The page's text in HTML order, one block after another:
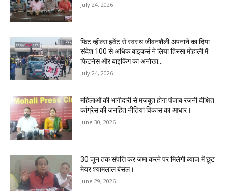
July 24, 2026
फिट व्हील्स इवेंट से स्वस्थ जीवनशैली अपनाने का दिया
संदेश 100 से अधिक बाइकर्स ने लिया हिस्सा मोहाली में
फिटनेस और बाइकिंग का अनोखा...
July 24, 2026
महिलाओं की भागीदारी से मजबूत होगा पंजाब रजनी दीक्षित
कांग्रेस की जनहित नीतियां विकास का आधार।
June 30, 2026
30 जून तक संपत्ति कर जमा करने पर मिलेगी ब्याज में छूट
मेयर श्यामलाल बंसल।
June 29, 2026